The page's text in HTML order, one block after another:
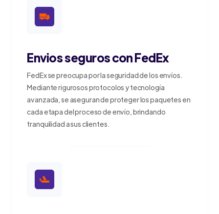
Envios seguros con FedEx
FedEx se preocupa por la seguridad de los envíos.
Mediante rigurosos protocolos y tecnología
avanzada, se aseguran de proteger los paquetes en
cada etapa del proceso de envío, brindando
tranquilidad a sus clientes.